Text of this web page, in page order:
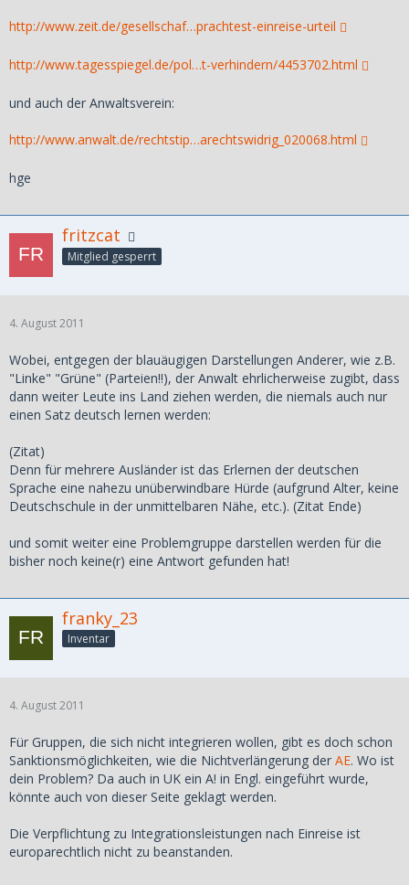
http://www.zeit.de/gesellschaf…prachtest-einreise-urteil
http://www.tagesspiegel.de/pol…t-verhindern/4453702.html
und auch der Anwaltsverein:
http://www.anwalt.de/rechtstip…arechtswidrig_020068.html
hge
fritzcat
Mitglied gesperrt
4. August 2011
Wobei, entgegen der blauäugigen Darstellungen Anderer, wie z.B.
"Linke" "Grüne" (Parteien!!), der Anwalt ehrlicherweise zugibt, dass
dann weiter Leute ins Land ziehen werden, die niemals auch nur
einen Satz deutsch lernen werden:
(Zitat)
Denn für mehrere Ausländer ist das Erlernen der deutschen
Sprache eine nahezu unüberwindbare Hürde (aufgrund Alter, keine
Deutschschule in der unmittelbaren Nähe, etc.). (Zitat Ende)
und somit weiter eine Problemgruppe darstellen werden für die
bisher noch keine(r) eine Antwort gefunden hat!
franky_23
Inventar
4. August 2011
Für Gruppen, die sich nicht integrieren wollen, gibt es doch schon
Sanktionsmöglichkeiten, wie die Nichtverlängerung der AE. Wo ist
dein Problem? Da auch in UK ein A! in Engl. eingeführt wurde,
könnte auch von dieser Seite geklagt werden.
Die Verpflichtung zu Integrationsleistungen nach Einreise ist
europarechtlich nicht zu beanstanden.